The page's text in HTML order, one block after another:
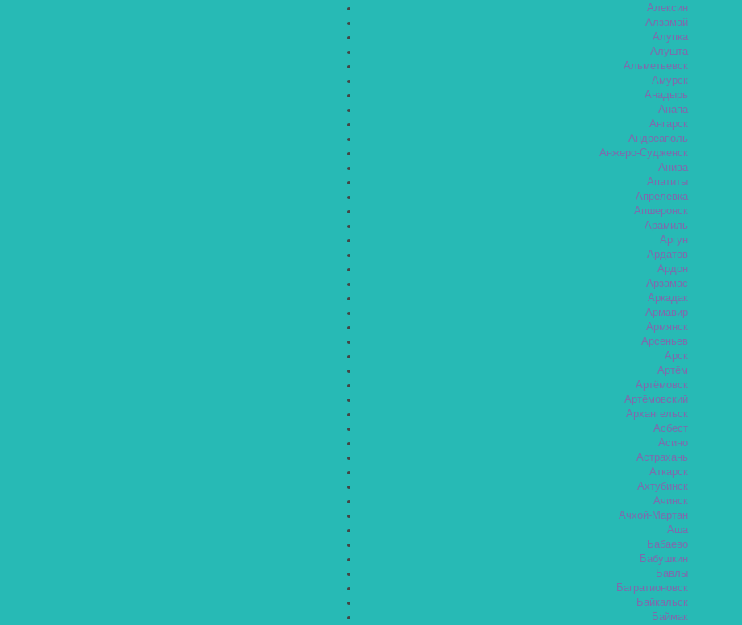
Алексин
Алзамай
Алупка
Алушта
Альметьевск
Амурск
Анадырь
Анапа
Ангарск
Андреаполь
Анжеро-Судженск
Анива
Апатиты
Апрелевка
Апшеронск
Арамиль
Аргун
Ардатов
Ардон
Арзамас
Аркадак
Армавир
Армянск
Арсеньев
Арск
Артём
Артёмовск
Артёмовский
Архангельск
Асбест
Асино
Астрахань
Аткарск
Ахтубинск
Ачинск
Ачхой-Мартан
Аша
Бабаево
Бабушкин
Бавлы
Багратионовск
Байкальск
Баймак